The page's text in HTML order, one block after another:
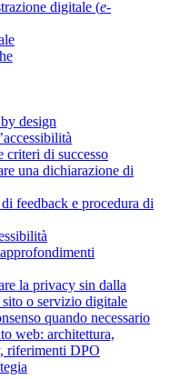
digitale (e-
design
criteri di successo
una dichiarazione di
feedback e procedura di
la privacy sin dalla
o servizio digitale
quando necessario
web: architettura,
riferimenti DPO